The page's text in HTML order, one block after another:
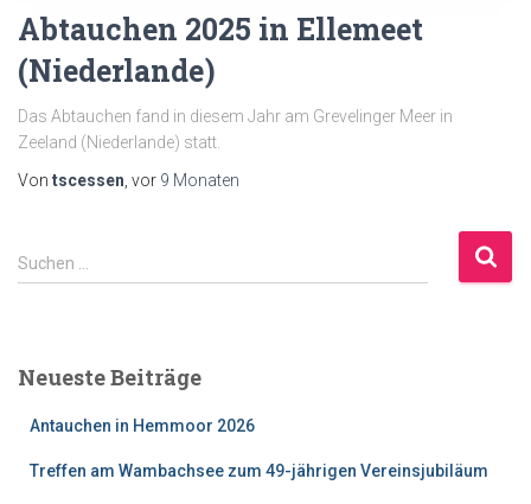
Abtauchen 2025 in Ellemeet
(Niederlande)
Das Abtauchen fand in diesem Jahr am Grevelinger Meer in
Zeeland (Niederlande) statt.
Von tscessen , vor 9 Monaten
S
u
n
Suchen …
Neueste Beiträge
Antauchen in Hemmoor 2026
Treffen am Wambachsee zum 49-jährigen Vereinsjubiläum